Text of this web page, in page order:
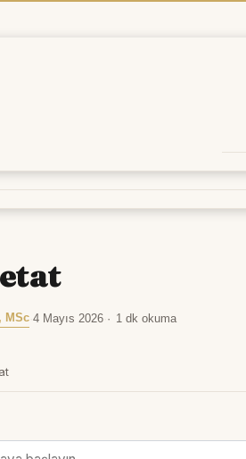
MSc 4 Mayıs 2026 1 dk okuma